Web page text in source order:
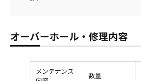
オーバーホール・修理内容
メンテナンス
数量